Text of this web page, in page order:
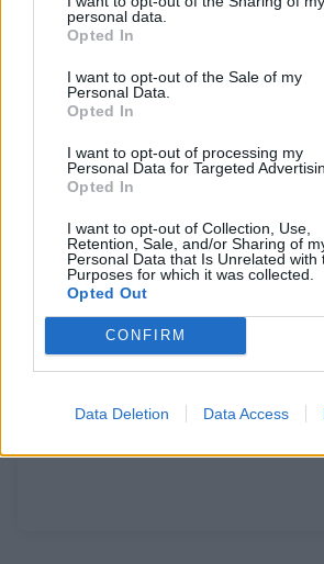
personal data.
Opted In
I want to opt-out of the Sale of my
Personal Data.
Opted In
I want to opt-out of processing my
Personal Data for Targeted
Opted In
I want to opt-out of Collection, Use,
Retention, Sale, and/or Sharing of
Personal Data that Is Unrelated with
Purposes for which it was collected.
Opted Out
CONFIRM
Data Deletion Data Access
Susiję straipsniai
Paaiškėjo Ozzy